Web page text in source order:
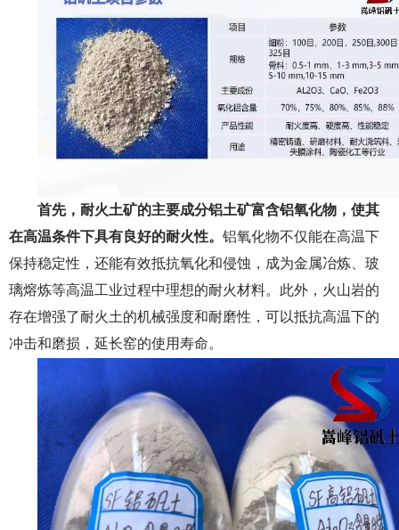
首先，耐火土矿的主要成分铝土矿富含铝氧化物，使其
在高温条件下具有良好的耐火性。 铝氧化物不仅能在高温下
保持稳定性，还能有效抵抗氧化和侵蚀，成为金属冶炼、玻
璃熔炼等高温工业过程中理想的耐火材料。此外，火山岩的
存在增强了耐火土的机械强度和耐磨性，可以抵抗高温下的
冲击和磨损，延长窑的使用寿命。